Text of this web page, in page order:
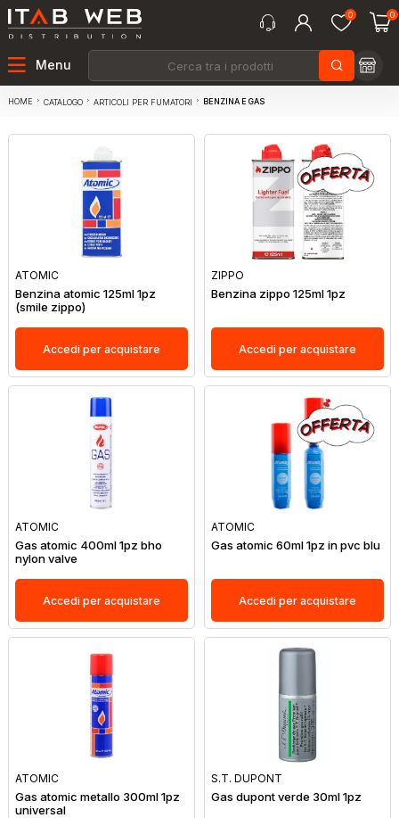
0 0
Menu
HOME CATALOGO ARTICOLI PER FUMATORI BENZINA E GAS
ATOMIC
Benzina atomic 125ml 1pz
(smile zippo)
Accedi per acquistare
ZIPPO
Benzina zippo 125ml 1pz
Accedi per acquistare
ATOMIC
Gas atomic 400ml 1pz bho
nylon valve
Accedi per acquistare
ATOMIC
Gas atomic 60ml 1pz in pvc blu
Accedi per acquistare
ATOMIC
Gas atomic metallo 300ml 1pz
universal
S.T. DUPONT
Gas dupont verde 30ml 1pz